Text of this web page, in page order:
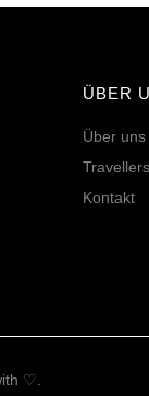
ÜBER
Über uns
Kontakt
♡